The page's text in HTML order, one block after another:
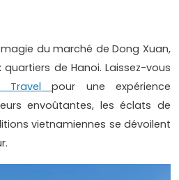
du marché de Dong Xuan,
de Hanoi. Laissez-vous
Travelpour une expérience
envoûtantes, les éclats de
vietnamiennes se dévoilent